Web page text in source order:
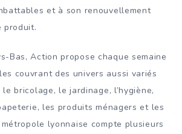
et à son renouvellement
produit.
Bas, Action propose chaque semaine
couvrant des univers aussi variés
bricolage, le jardinage, l’hygiène,
les produits ménagers et les
lyonnaise compte plusieurs